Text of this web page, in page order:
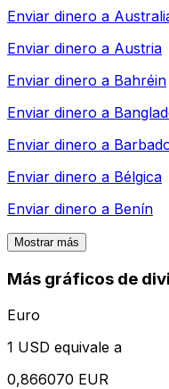
Enviar dinero a
Enviar dinero a Austria
Enviar dinero a Bahréin
Enviar dinero a
Enviar dinero a
Enviar dinero a Bélgica
Enviar dinero a Benín
Mostrar más
Más gráficos de
Euro
1 USD equivale a
0,866070 EUR